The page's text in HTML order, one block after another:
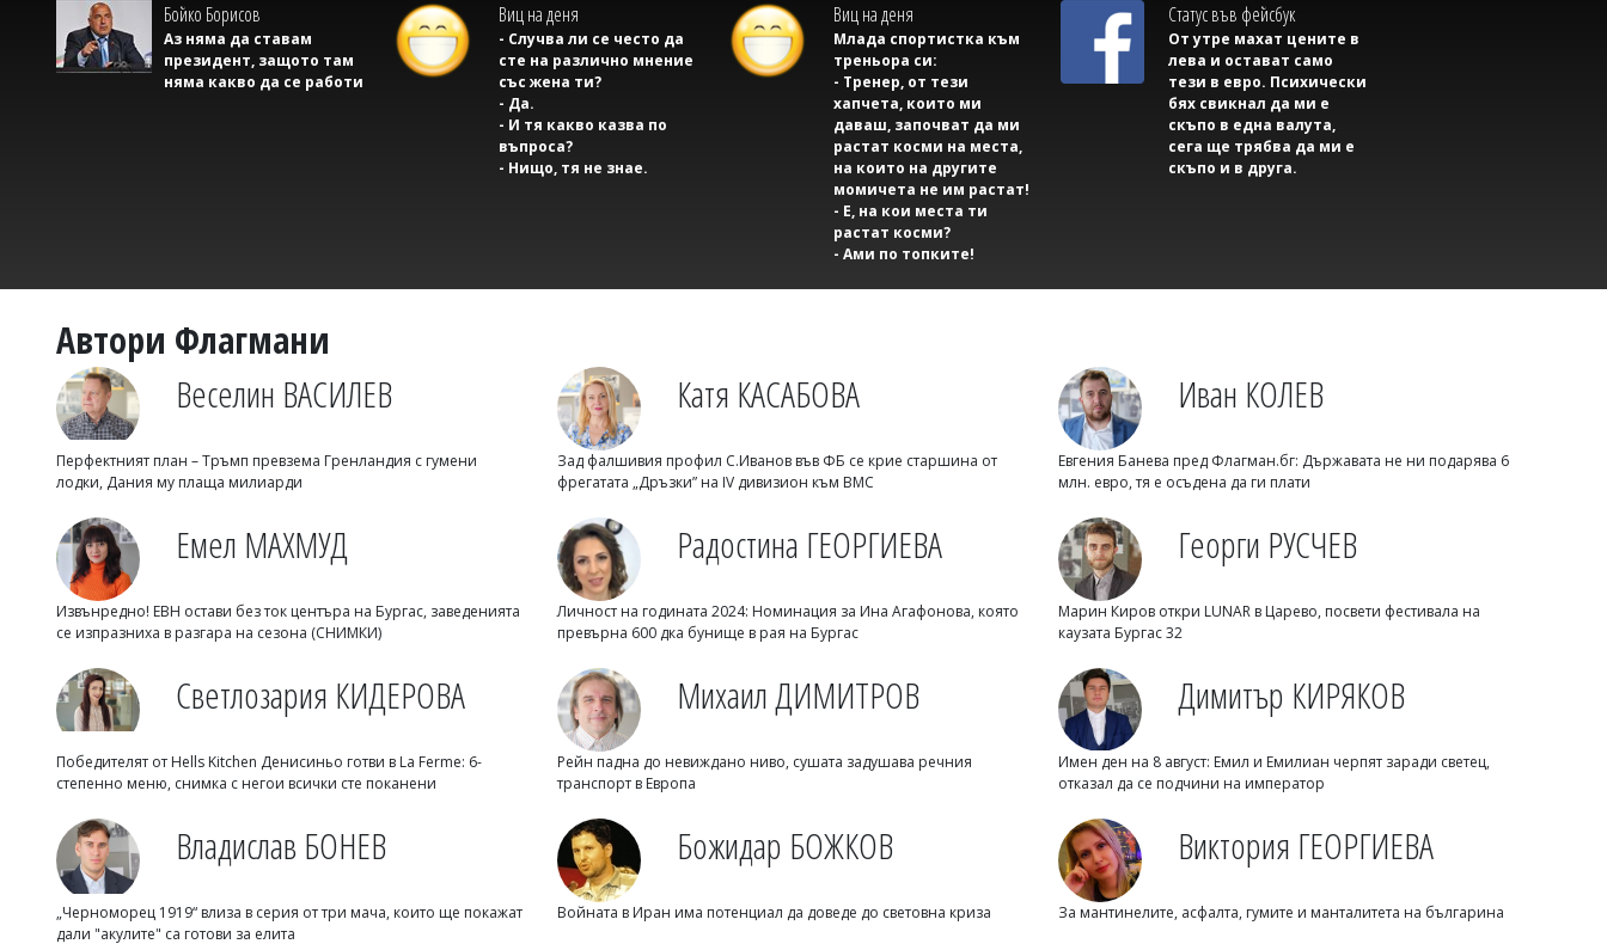
работилничка на НЧ "Гоце Делчев
Димитър КИРЯКОВ
евро
Бойко Борисов
Аз няма да ставам
президент, защото там
няма какво да се работи
Виц на деня
- Случва ли се често да
сте на различно мнение
със жена ти?
- Да.
- И тя какво казва по
въпроса?
- Нищо, тя не знае.
Виц на деня
Млада спортистка към
треньора си:
- Тренер, от тези
хапчета, които ми
даваш, започват да ми
растат косми на места,
на които на другите
момичета не им растат!
- Е, на кои места ти
растат косми?
- Ами по топките!
Статус във фейсбук
От утре махат цените в
лева и остават само
тези в евро. Психически
бях свикнал да ми е
скъпо в една валута,
сега ще трябва да ми е
скъпо и в друга.
Автори Флагмани
Веселин ВАСИЛЕВ
Перфектният план – Тръмп превзема Гренландия с гумени
лодки, Дания му плаща милиарди
Катя КАСАБОВА
Зад фалшивия профил С.Иванов във ФБ се крие старшина от
фрегатата „Дръзки” на IV дивизион към ВМС
Иван КОЛЕВ
Евгения Банева пред Флагман.бг: Държавата не ни подарява 6
млн. евро, тя е осъдена да ги плати
Емел МАХМУД
Извънредно! ЕВН остави без ток центъра на Бургас, заведенията
се изпразниха в разгара на сезона (СНИМКИ)
Радостина ГЕОРГИЕВА
Личност на годината 2024: Номинация за Ина Агафонова, която
превърна 600 дка бунище в рая на Бургас
Георги РУСЧЕВ
Марин Киров откри LUNAR в Царево, посвети фестивала на
каузата Бургас 32
Светлозария КИДЕРОВА
Победителят от Hells Kitchen Денисиньо готви в La Ferme: 6-
степенно меню, снимка с негои всички сте поканени
Михаил ДИМИТРОВ
Рейн падна до невиждано ниво, сушата задушава речния
транспорт в Европа
Димитър КИРЯКОВ
Имен ден на 8 август: Емил и Емилиан черпят заради светец,
отказал да се подчини на император
Владислав БОНЕВ
„Черноморец 1919“ влиза в серия от три мача, които ще покажат
дали "акулите" са готови за елита
Божидар БОЖКОВ
Войната в Иран има потенциал да доведе до световна криза
Виктория ГЕОРГИЕВА
За мантинелите, асфалта, гумите и манталитета на българина